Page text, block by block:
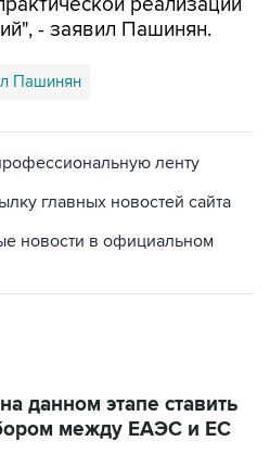
Пашинян
главных новостей сайта
новости в официальном
между ЕАЭС и ЕС